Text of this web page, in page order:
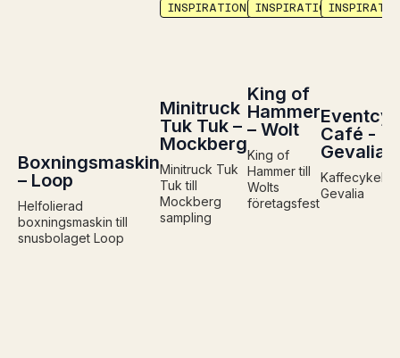
INSPIRATION
Boxningsmaskin
– Loop
Helfolierad
boxningsmaskin till
snusbolaget Loop
INSPIRATION
Minitruck
Tuk Tuk –
Mockberg
Minitruck Tuk
Tuk till
Mockberg
sampling
King of
Hammer
– Wolt
King of
Hammer till
Wolts
företagsfest
Café -
Gevalia
Kaffecykel
Gevalia